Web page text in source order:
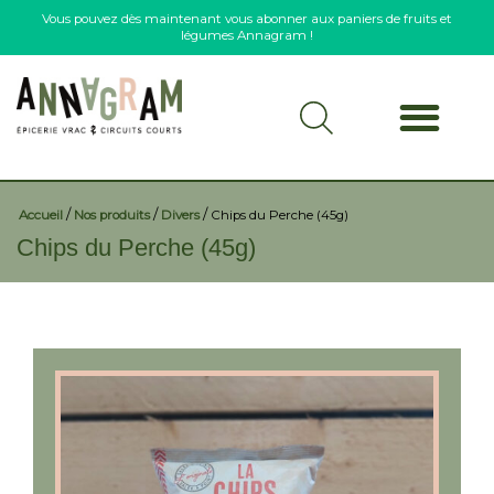
Accueil / Nos produits/ Divers/ Chips du Perche (45g)
Chips du Perche (45g)
Vous pouvez dès maintenant vous abonner aux paniers de fruits et
légumes Annagram !